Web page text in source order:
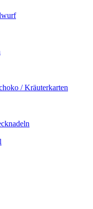
/ Kräuterkarten